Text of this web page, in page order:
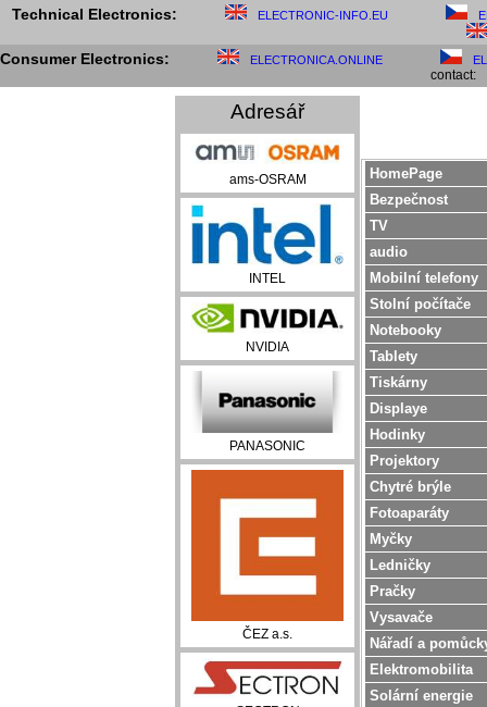
Technical Electronics: ELECTRONIC-INFO.EU
Consumer Electronics: ELECTRONICA.ONLINE
contact:
Adresář
ams-OSRAM
INTEL
NVIDIA
PANASONIC
ČEZ a.s.
HomePage
Bezpečnost
TV
audio
Mobilní telefony
Stolní počítače
Notebooky
Tablety
Tiskárny
Displaye
Hodinky
Projektory
Chytré brýle
Fotoaparáty
Myčky
Ledničky
Pračky
Vysavače
Nářadí a
Elektromobilita
Solární energie